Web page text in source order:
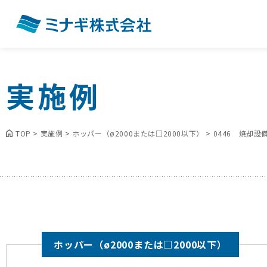
実施例
TOP > 実施例 > ホッパー（ø2000または□2000以下） > 0446 焼却設
ホッパー（ø2000または□2000以下）